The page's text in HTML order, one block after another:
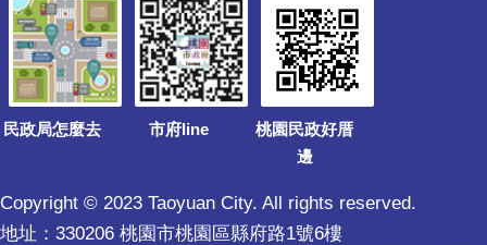
民政局怎麼去 市府line
桃園民政好厝
邊
Copyright © 2023 Taoyuan City. All rights reserved.
地址：330206 桃園市桃園區縣府路1號6樓